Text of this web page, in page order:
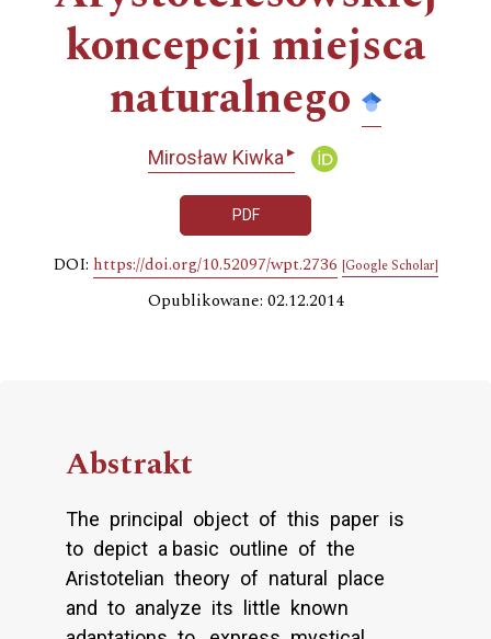
koncepcji miejsca
naturalnego
Mirosław Kiwka ▸
PDF
DOI: https://doi.org/10.52097/wpt.2736 [Google Scholar]
Opublikowane: 02.12.2014
Abstrakt
The principal object of this paper is
to depict a basic outline of the
Aristotelian theory of natural place
and to analyze its little known